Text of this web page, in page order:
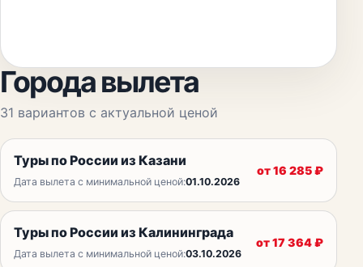
Города вылета
31 вариантов с актуальной ценой
Туры по России из Казани
Дата вылета с минимальной ценой:01.10.2026
от16 285₽
Туры по России из Калининграда
Дата вылета с минимальной ценой:03.10.2026
от17 364₽